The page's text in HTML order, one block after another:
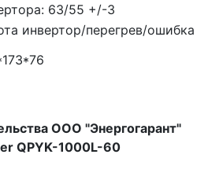
63/55 +/-3
инвертор/перегрев/ошибка
ООО "Энергогарант"
QPYK-1000L-60